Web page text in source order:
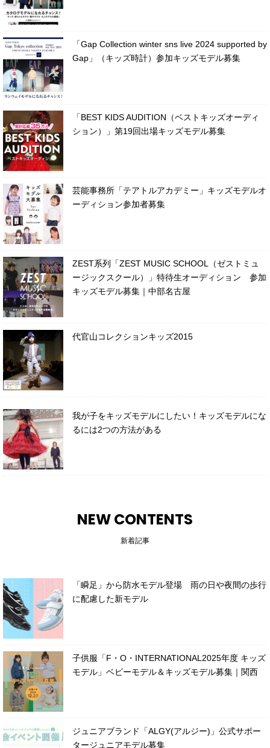
「Gap Collection winter sns live 2024 supported by
Gap」（キッズ時計）参加キッズモデル募集
「BEST KIDS AUDITION（ベストキッズオーディ
ション）」第19回出場キッズモデル募集
芸能事務所「テアトルアカデミー」キッズモデルオ
ーディション参加者募集
ZEST系列「ZEST MUSIC SCHOOL（ゼストミュ
ージックスクール）」特待生オーディション 参加
キッズモデル募集｜中部名古屋
代官山コレクションキッズ2015
我が子をキッズモデルにしたい！キッズモデルにな
るには2つの方法がある
NEW CONTENTS
新着記事
「瞬足」から防水モデル登場 雨の日や夜間の歩行
に配慮した新モデル
子供服「F・O・INTERNATIONAL2025年度 キッズ
モデル」ベビーモデル＆キッズモデル募集｜関西
ジュニアブランド「ALGY(アルジー)」公式サポー
タージュニアモデル募集